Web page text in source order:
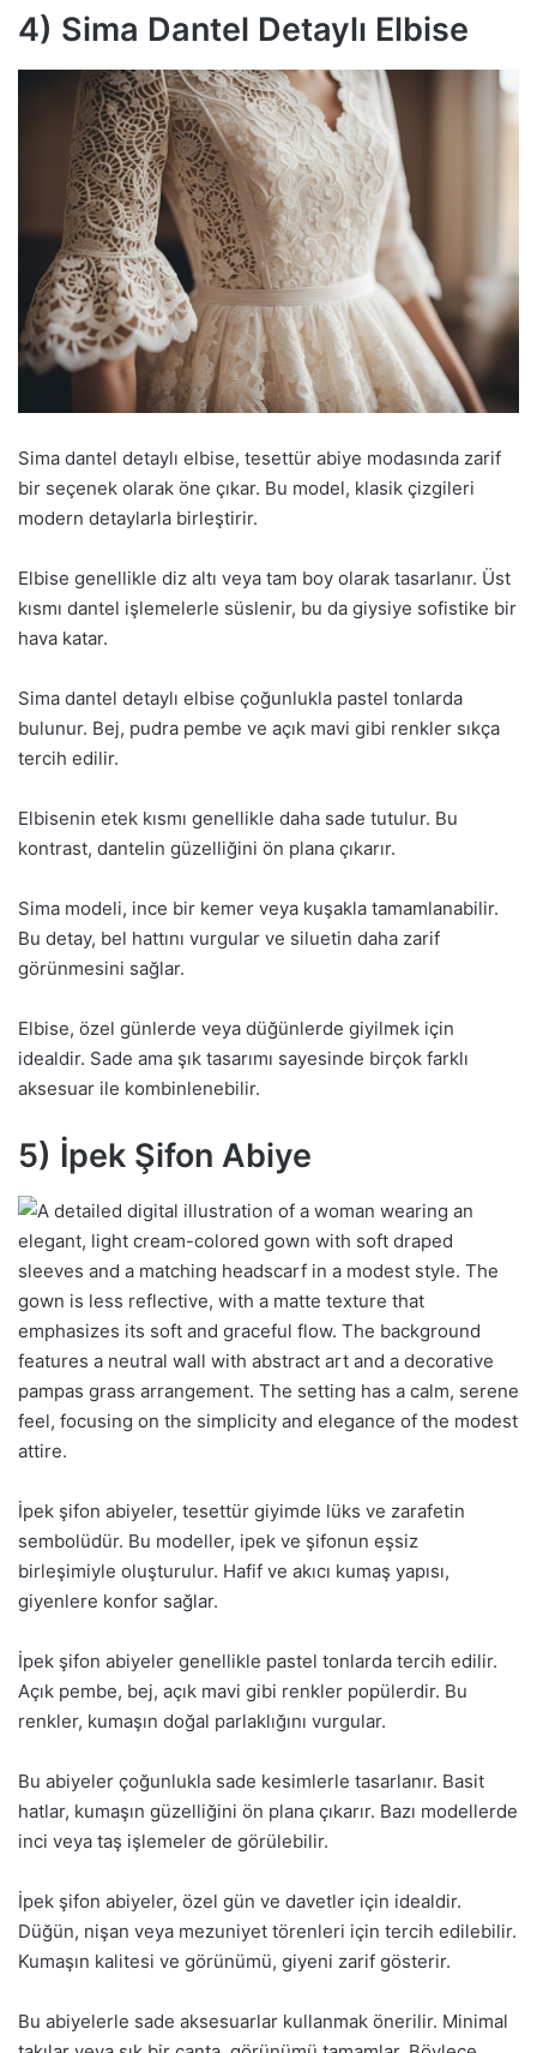
4) Sima Dantel Detaylı Elbise
Sima dantel detaylı elbise, tesettür abiye modasında zarif
bir seçenek olarak öne çıkar. Bu model, klasik çizgileri
modern detaylarla birleştirir.
Elbise genellikle diz altı veya tam boy olarak tasarlanır. Üst
kısmı dantel işlemelerle süslenir, bu da giysiye sofistike bir
hava katar.
Sima dantel detaylı elbise çoğunlukla pastel tonlarda
bulunur. Bej, pudra pembe ve açık mavi gibi renkler sıkça
tercih edilir.
Elbisenin etek kısmı genellikle daha sade tutulur. Bu
kontrast, dantelin güzelliğini ön plana çıkarır.
Sima modeli, ince bir kemer veya kuşakla tamamlanabilir.
Bu detay, bel hattını vurgular ve siluetin daha zarif
görünmesini sağlar.
Elbise, özel günlerde veya düğünlerde giyilmek için
idealdir. Sade ama şık tasarımı sayesinde birçok farklı
aksesuar ile kombinlenebilir.
5) İpek Şifon Abiye
İpek şifon abiyeler, tesettür giyimde lüks ve zarafetin
sembolüdür. Bu modeller, ipek ve şifonun eşsiz
birleşimiyle oluşturulur. Hafif ve akıcı kumaş yapısı,
giyenlere konfor sağlar.
İpek şifon abiyeler genellikle pastel tonlarda tercih edilir.
Açık pembe, bej, açık mavi gibi renkler popülerdir. Bu
renkler, kumaşın doğal parlaklığını vurgular.
Bu abiyeler çoğunlukla sade kesimlerle tasarlanır. Basit
hatlar, kumaşın güzelliğini ön plana çıkarır. Bazı modellerde
inci veya taş işlemeler de görülebilir.
İpek şifon abiyeler, özel gün ve davetler için idealdir.
Düğün, nişan veya mezuniyet törenleri için tercih edilebilir.
Kumaşın kalitesi ve görünümü, giyeni zarif gösterir.
Bu abiyelerle sade aksesuarlar kullanmak önerilir. Minimal